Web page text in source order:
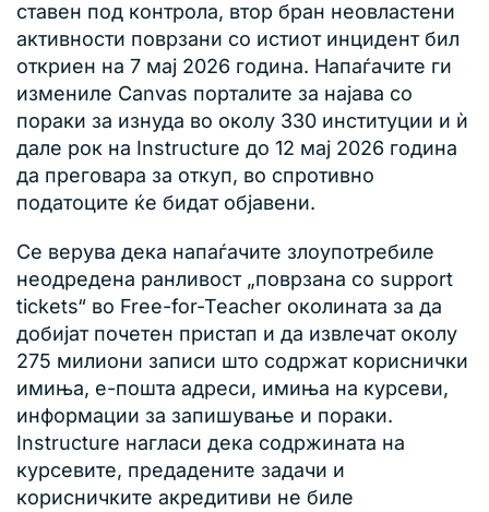
ставен под контрола, втор бран неовластени
активности поврзани со истиот инцидент бил
откриен на 7 мај 2026 година. Напаѓачите ги
измениле Canvas порталите за најава со
пораки за изнуда во околу 330 институции и ѝ
дале рок на Instructure до 12 мај 2026 година
да преговара за откуп, во спротивно
податоците ќе бидат објавени.
Се верува дека напаѓачите злоупотребиле
неодредена ранливост „поврзана со support
tickets“ во Free-for-Teacher околината за да
добијат почетен пристап и да извлечат околу
275 милиони записи што содржат кориснички
имиња, е-пошта адреси, имиња на курсеви,
информации за запишување и пораки.
Instructure нагласи дека содржината на
курсевите, предадените задачи и
корисничките акредитиви не биле